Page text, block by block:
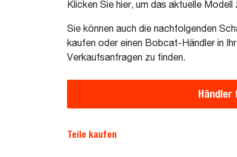
Klicken Sie hier, um das aktuelle Modell
Sie können auch die nachfolgenden
kaufen oder einen Bobcat-Händler in
Verkaufsanfragen zu finden.
Händler
Teile kaufen